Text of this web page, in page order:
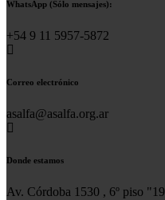
WhatsApp (Sólo mensajes):
+54 9 11 5957-5872
Correo electrónico
asalfa@asalfa.org.ar
Donde estamos
Av. Córdoba 1530 , 6º piso